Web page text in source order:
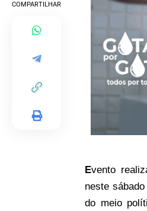
COMPARTILHAR
Evento
neste
do meio